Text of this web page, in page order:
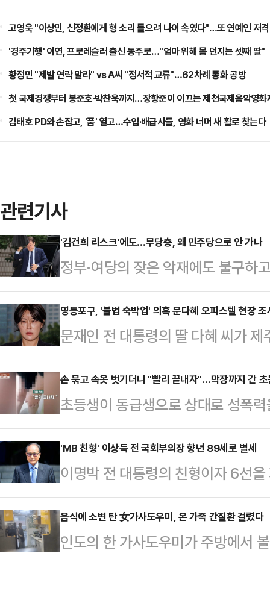
고영욱 "이상민, 신정환에게 형 소리 들으려 나이 속였다"…또 연예인 저격
'경주기행' 이연, 프로레슬러 출신 동주로…"엄마 위해 몸 던지는 셋째 딸"
황정민 "제발 연락 말라" vs A씨 "정서적 교류"…62차례 통화 공방
첫 국제경쟁부터 봉준호·박찬욱까지…장항준이 이끄는 제천국제음악영화
김태호 PD와 손잡고, '품' 열고…수입·배급사들, 영화 너머 새 활로 찾는다
관련기사
'김건희 리스크'에도…무당층, 왜 민주당으로 안 가나
정부·여당의 잦은 악재에도 불구하
효과를 가져가지 못하고 있다. 무당
달려있는데, 이재명 더불어민주당
(금투세)' 논란 여파가 이어지는 것
무선 97%·유선 3% 혼합 ARS 방
과 국민의힘 양당을 지지하지 않
로 나타났다. 지난 5월 3주차
가…
영등포구, '불법 숙박업' 의혹 문다혜 오피스텔 현장 조
문재인 전 대통령의 딸 다혜 씨가
박업을 했다는 의혹과 관련해 관할
구에 따르면 구청 측은 전날(22일)
소유 오피스텔을 찾았다.다만 문이
이뤄지고 있는지는 확인하지 못한
또 현장 실사를 나가 실제로 숙박업
우 경찰에 수사 의뢰할 방침"이라
쓰일 수 없다. 오피…
손 묶고 속옷 벗기더니 "빨리 끝내자"…막장까지 간 초
초등생이 동급생으로 상대로 성폭
사건반장에 따르면 지난 4월 강원
군 초대를 받고 집에 놀러 갔다가
A군 바지와 속옷을 벗기기 시작했
스크 스트랩으로 손을 묶고는 흉기
것"이라며 위협을 가했다고.또 화
다"며 A군의 주요 부위 등을 찍었
느끼고 있는…
'MB 친형' 이상득 전 국회부의장 향년 89세로 별세
이명박 전 대통령의 친형이자 6선
89세로 별세했다.이 전 부의장은
1935년생인 고인은 포항 동지고,
에서 명예 법학박사 학위를 받았다
로 입사해 코오롱과 코오롱상사 대
음식에 소변 탄 女가사도우미, 온 가족 간질환 걸렸다
인도의 한 가사도우미가 주방에서
소변을 타는 모습이 포착돼 조사를